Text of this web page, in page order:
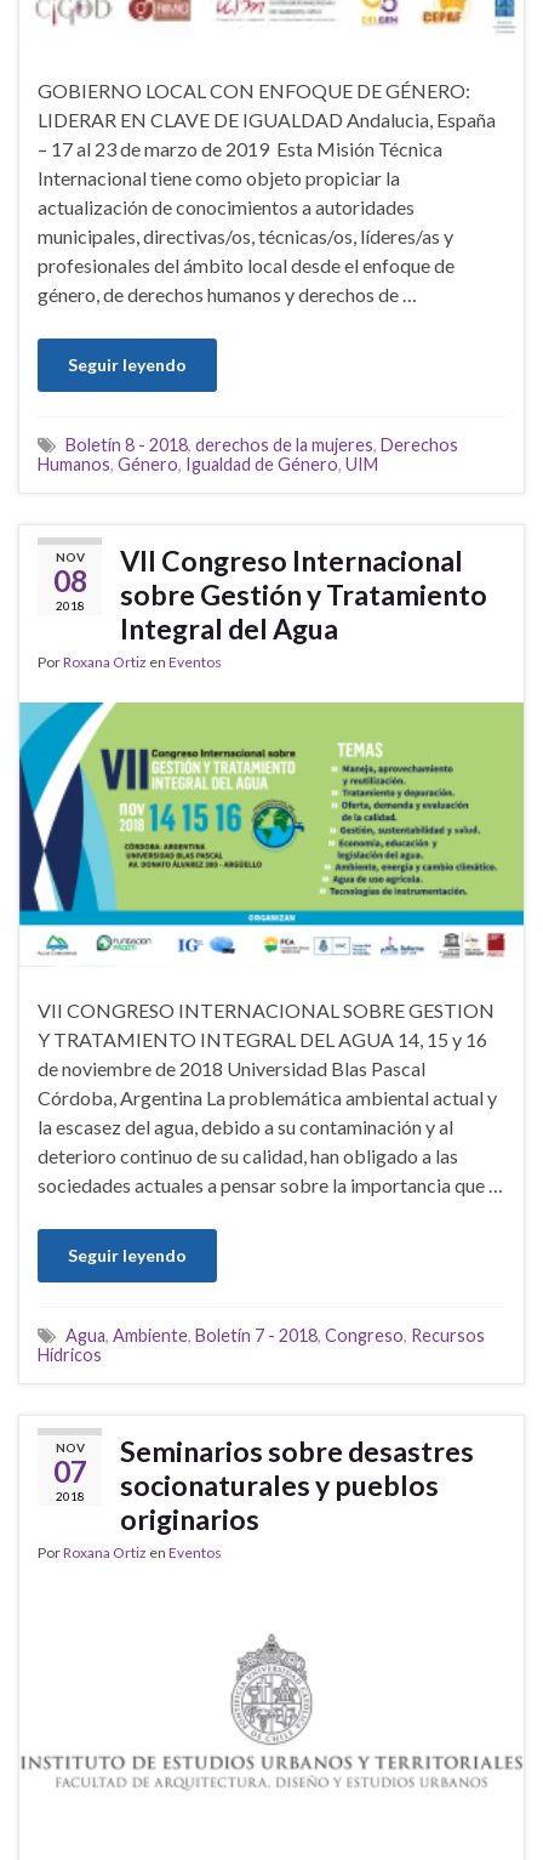
GOBIERNO LOCAL CON ENFOQUE DE GÉNERO:
LIDERAR EN CLAVE DE IGUALDAD Andalucia, España
– 17 al 23 de marzo de 2019 Esta Misión Técnica
Internacional tiene como objeto propiciar la
actualización de conocimientos a autoridades
municipales, directivas/os, técnicas/os, líderes/as y
profesionales del ámbito local desde el enfoque de
género, de derechos humanos y derechos de …
Seguir leyendo
Boletín 8 - 2018, derechos de la mujeres, Derechos
Humanos, Género, Igualdad de Género, UIM
NOV
08
2018
VII Congreso Internacional
sobre Gestión y Tratamiento
Integral del Agua
PorRoxana Ortiz en Eventos
VII CONGRESO INTERNACIONAL SOBRE GESTION
Y TRATAMIENTO INTEGRAL DEL AGUA 14, 15 y 16
de noviembre de 2018 Universidad Blas Pascal
Córdoba, Argentina La problemática ambiental actual y
la escasez del agua, debido a su contaminación y al
deterioro continuo de su calidad, han obligado a las
sociedades actuales a pensar sobre la importancia que …
Seguir leyendo
Agua, Ambiente, Boletín 7 - 2018, Congreso, Recursos
Hídricos
NOV
07
2018
Seminarios sobre desastres
socionaturales y pueblos
originarios
PorRoxana Ortiz en Eventos